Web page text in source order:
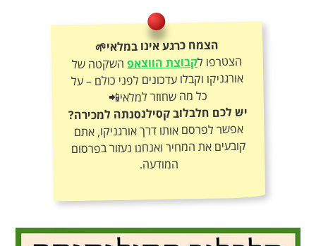
הצמח כרגע אינו במלאי🌱
הצטרפו לקבוצת הווצאפהשקטה של
אורגניקו וקבלו עדכונים לפני כולם – על
כל מה שחוזר למלאי📲
יש לכם חלבלוב קסילנסנתה למכירה?
אפשר לפרסם אותו דרך אורגניקו, אתם
קובעים את המחיר ואנחנו נעזור בפרסום
המודעה.